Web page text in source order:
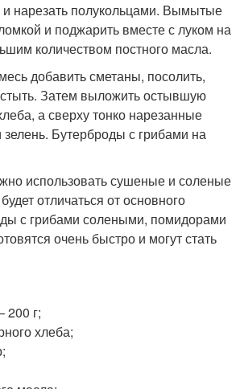
и нарезать полукольцами. Вымытые
и поджарить вместе с луком на
количеством постного масла.
добавить сметаны, посолить,
Затем выложить остывшую
а сверху тонко нарезанные
Бутерброды с грибами на
использовать сушеные и соленые
отличаться от основного
с грибами солеными, помидорами
очень быстро и могут стать
200 г;
хлеба;